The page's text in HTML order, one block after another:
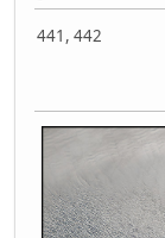
441, 442